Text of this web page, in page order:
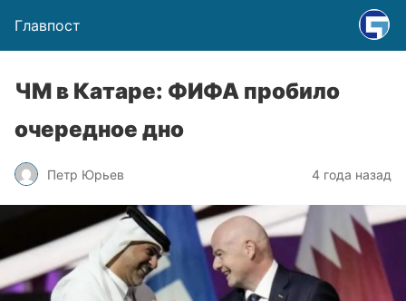
Главпост
ЧМ в Катаре: ФИФА пробило
очередное дно
Петр Юрьев 4 года назад